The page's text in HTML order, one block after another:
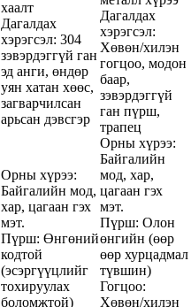
хаалт
Дагалдах
хэрэгсэл: 304
зэвэрдэггүй ган
эд анги, өндөр
уян хатан хөөс,
загварчилсан
арьсан дэвсгэр
Дагалдах
хэрэгсэл:
Хөвөн/хилэн
гогцоо, модон
баар,
зэвэрдэггүй
ган пүрш,
трапец
Орны хүрээ:
Байгалийн мод,
хар, цагаан гэх
мэт.
Пүрш: Өнгөний
кодтой
(эсэргүүцлийг
тохируулах
боломжтой)
Орны хүрээ:
Байгалийн
мод, хар,
цагаан гэх
мэт.
Пүрш: Олон
өнгийн (өөр
өөр хурцадмал
түвшин)
Гогцоо:
Хөвөн/хилэн